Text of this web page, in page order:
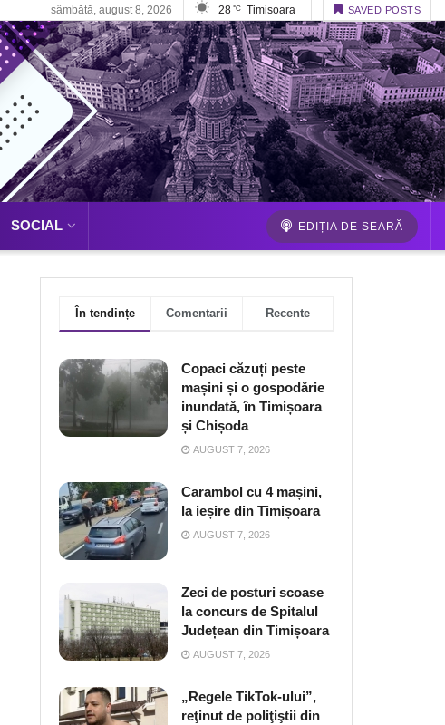
sâmbătă, august 8, 2026 28 °C Timisoara SAVED POSTS
SOCIAL EDIȚIA DE SEARĂ
În tendințe Comentarii Recente
Copaci căzuți peste
mașini și o gospodărie
inundată, în Timișoara
și Chișoda
AUGUST 7, 2026
Carambol cu 4 mașini,
la ieșire din Timișoara
AUGUST 7, 2026
Zeci de posturi scoase
la concurs de Spitalul
Județean din Timișoara
AUGUST 7, 2026
„Regele TikTok-ului”,
reţinut de poliţiştii din